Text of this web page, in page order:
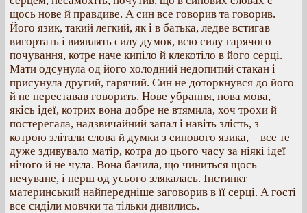
щось нове й правдиве. А син все говорив та говорив.
Його язик, такий легкий, як і в батька, ледве встигав
вигортать і виявлять силу думок, всю силу гарячого
почування, котре наче кипіло й клекотіло в його серці.
Мати одсунула од його холодний недопитий стакан і
присунула другий, гарячий. Син не доторкнувся до його
й не переставав говорить. Нове убрання, нова мова,
якісь ідеї, котрих вона добре не втямила, хоч трохи й
постерегала, надзвичайний запал і навіть злість, з
котрою злітали слова й думки з синового язика, – все те
дуже здивувало матір, котра до цього часу за ніякі ідеї
нічого й не чула. Вона бачила, що чиниться щось
нечуване, і перш од усього злякалась. Інстинкт
материнський найпередніше заговорив в її серці. А гості
все сиділи мовчки та тільки дивились.